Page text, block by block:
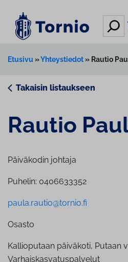
sisältöön
Hae
Etusivu »Yhteystiedot» Rautio
Takaisin listaukseen
Rautio
Päiväkodin johtaja
Puhelin: 0406633352
paula.rautio@tornio.fi
Osasto
Kallioputaan päiväkoti, Putaan
Varhaiskasvatuspalvelut